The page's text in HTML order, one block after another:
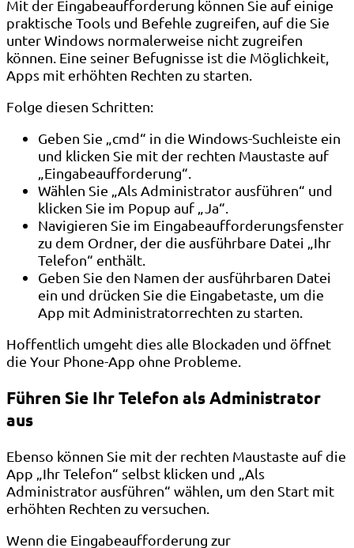
Mit der Eingabeaufforderung können Sie auf einige
praktische Tools und Befehle zugreifen, auf die Sie
unter Windows normalerweise nicht zugreifen
können. Eine seiner Befugnisse ist die Möglichkeit,
Apps mit erhöhten Rechten zu starten.
Folge diesen Schritten:
Geben Sie „cmd“ in die Windows-Suchleiste ein
und klicken Sie mit der rechten Maustaste auf
„Eingabeaufforderung“.
Wählen Sie „Als Administrator ausführen“ und
klicken Sie im Popup auf „Ja“.
Navigieren Sie im Eingabeaufforderungsfenster
zu dem Ordner, der die ausführbare Datei „Ihr
Telefon“ enthält.
Geben Sie den Namen der ausführbaren Datei
ein und drücken Sie die Eingabetaste, um die
App mit Administratorrechten zu starten.
Hoffentlich umgeht dies alle Blockaden und öffnet
die Your Phone-App ohne Probleme.
Führen Sie Ihr Telefon als Administrator
aus
Ebenso können Sie mit der rechten Maustaste auf die
App „Ihr Telefon“ selbst klicken und „Als
Administrator ausführen“ wählen, um den Start mit
erhöhten Rechten zu versuchen.
Wenn die Eingabeaufforderung zur